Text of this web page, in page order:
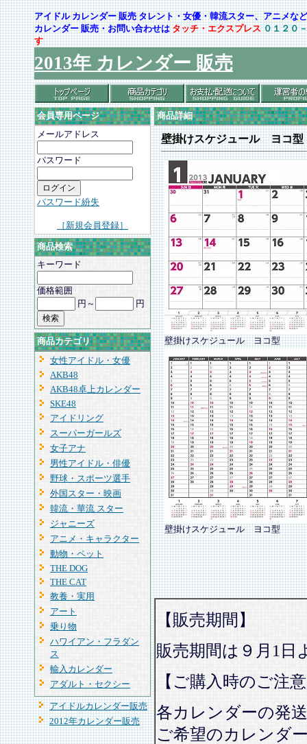
アイドル カレンダー 販売 タレント・女優・韓流スター、アニメ
カレンダー 販売・お問い合わせはタッチ・エクスプレス ０１２０
す
2013年 カレンダー 販売
会員専用ページ
メールアドレス
パスワード
パスワード紛失
［新規会員登録］
商品検索
キーワード
価格範囲
円～
円
商品カテゴリ
女性アイドル・女優
AKB48
AKB48卓上カレンダー
SKE48
アイドリング
スーパーガールズ
女子アナ
男性アイドル・俳優
野球・スポーツ選手
外国スター・映画
韓流・華流 スター
ジャニーズ
アニメ・キャラクター
動物・ペット
THE DOG
THE CAT
教養・実用
アート
乗り物
ハワイアン・フラダン
ス
輸入カレンダー
アダルト・セクシー
アイドルカレンダー販売
2012年カレンダー販売
商品詳細
壁掛けスケジュール ヨコ型
壁掛けスケジュール ヨコ型
壁掛けスケジュール ヨコ型
【販売期間】
販売期間は９月1日
【ご購入時のご注
各カレンダーの発
ご希望のカレンダ